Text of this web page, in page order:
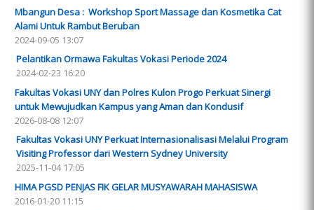
Mbangun Desa : Workshop Sport Massage dan Kosmetika Cat
Alami Untuk Rambut Beruban
2024-09-05 13:07
Pelantikan Ormawa Fakultas Vokasi Periode 2024
2024-02-23 16:20
Fakultas Vokasi UNY dan Polres Kulon Progo Perkuat Sinergi
untuk Mewujudkan Kampus yang Aman dan Kondusif
2026-08-08 12:07
Fakultas Vokasi UNY Perkuat Internasionalisasi Melalui Program
Visiting Professor dari Western Sydney University
2025-11-04 17:05
HIMA PGSD PENJAS FIK GELAR MUSYAWARAH MAHASISWA
2016-01-20 11:15